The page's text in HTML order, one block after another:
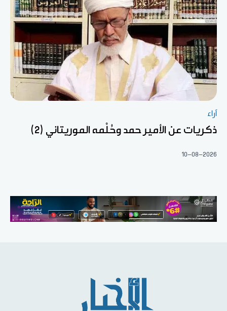
آراء
ذكريات عن الأمير حمد وحُلْمه الموريتاني (2)
10-08-2026